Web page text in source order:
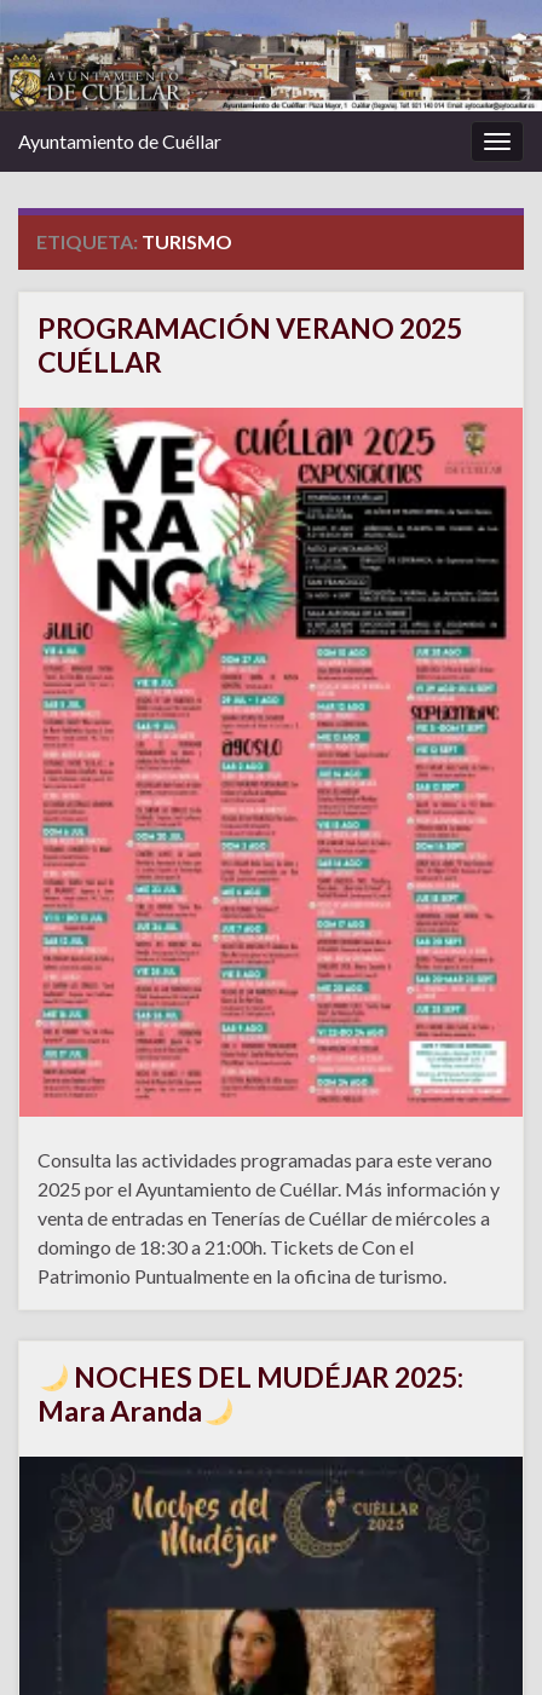
la
Ayuntamiento de Cuéllar
ETIQUETA: TURISMO
PROGRAMACIÓN VERANO 2025
CUÉLLAR
Consulta las actividades programadas para este verano
2025 por el Ayuntamiento de Cuéllar. Más información y
venta de entradas en Tenerías de Cuéllar de miércoles a
domingo de 18:30 a 21:00h. Tickets de Con el
Patrimonio Puntualmente en la oficina de turismo.
NOCHES DEL MUDÉJAR 2025:
Mara Aranda